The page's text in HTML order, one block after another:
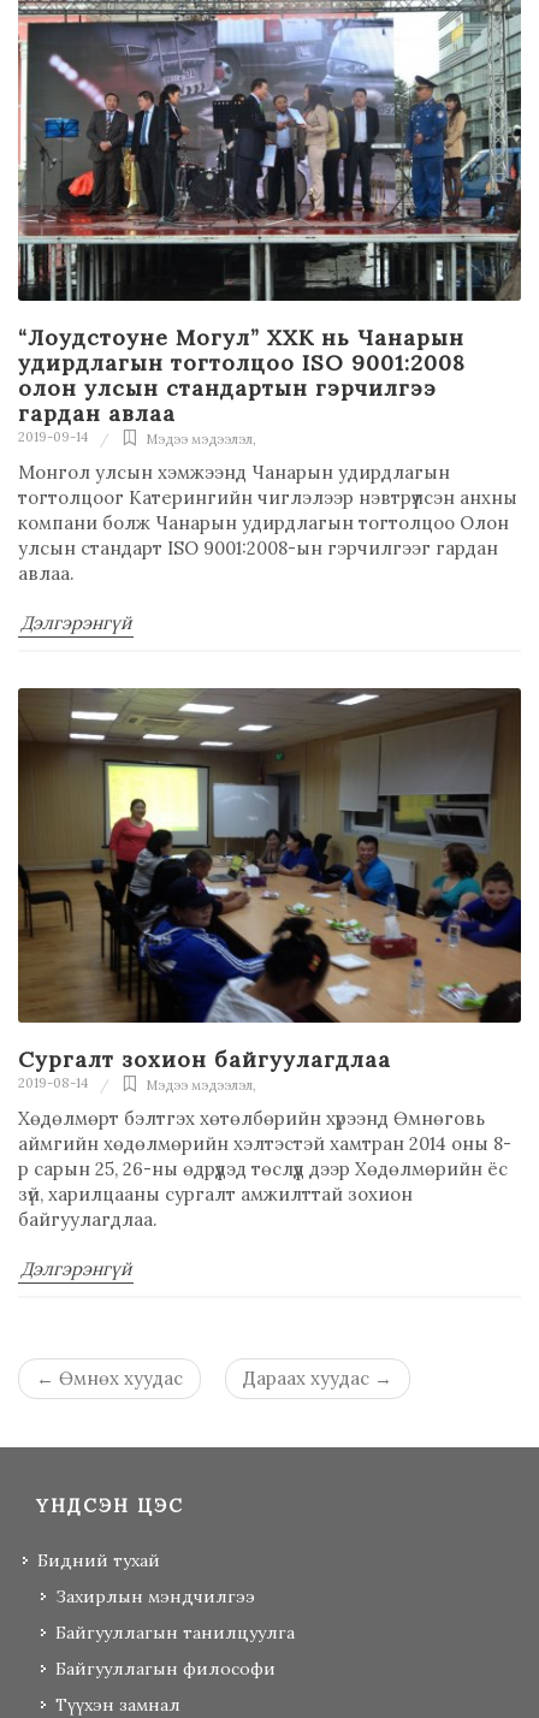
“Лоудстоуне Могул” ХХК нь Чанарын
удирдлагын тогтолцоо ISO 9001:2008
олон улсын стандартын гэрчилгээ
гардан авлаа
2019-09-14 Мэдээ мэдээлэл
Монгол улсын хэмжээнд Чанарын удирдлагын
тогтолцоог Катерингийн чиглэлээр нэвтрүүлсэн анхны
компани болж Чанарын удирдлагын тогтолцоо Олон
улсын стандарт ISO 9001:2008-ын гэрчилгээг гардан
авлаа.
Дэлгэрэнгүй
Сургалт зохион байгуулагдлаа
2019-08-14 Мэдээ мэдээлэл,
Хөдөлмөрт бэлтгэх хөтөлбөрийн хүрээнд Өмнөговь
аймгийн хөдөлмөрийн хэлтэстэй хамтран 2014 оны 8-
р сарын 25, 26-ны өдрүүдэд төслүүд дээр Хөдөлмөрийн ёс
зүй, харилцааны сургалт амжилттай зохион
байгуулагдлаа.
Дэлгэрэнгүй
← Өмнөх хуудас Дараах хуудас →
ҮНДСЭН ЦЭС
Бидний тухай
Захирлын мэндчилгээ
Байгууллагын танилцуулга
Байгууллагын философи
Түүхэн замнал